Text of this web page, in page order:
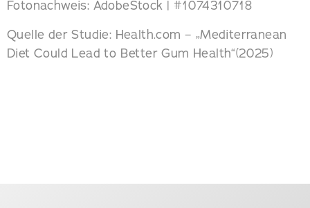
Fotonachweis: AdobeStock | #1074310718
Quelle der Studie: Health.com – „Mediterranean
Diet Could Lead to Better Gum Health“(2025)